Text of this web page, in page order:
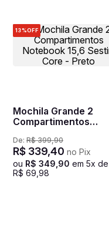
13%OFF
Mochila Grande 2
Compartimentos
Core - Preto
De: R$ 399,90
R$ 339,40 no Pix
ou R$ 349 90 em 5x de
R$ 69 98